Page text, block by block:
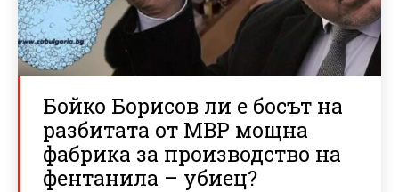
Бойко Борисов ли е босът на
разбитата от МВР мощна
фабрика за производство на
фентанила – убиец?